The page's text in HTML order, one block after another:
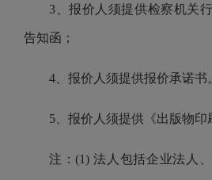
3、报价人须提供检察机关
告知函；
4、报价人须提供报价承诺书
5、报价人须提供《出版物
注：(1) 法人包括企业法人